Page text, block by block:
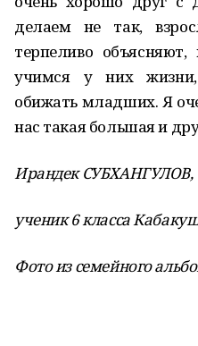
делаем не так,
терпеливо
учимся у них
обижать младших. Я
нас такая большая и
Ирандек СУБХАНГУЛОВ,
ученик 6 класса
Фото из семейного